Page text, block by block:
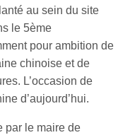
au sein du site
le 5ème
pour ambition de
chinoise et de
L’occasion de
d’aujourd’hui.
par le maire de